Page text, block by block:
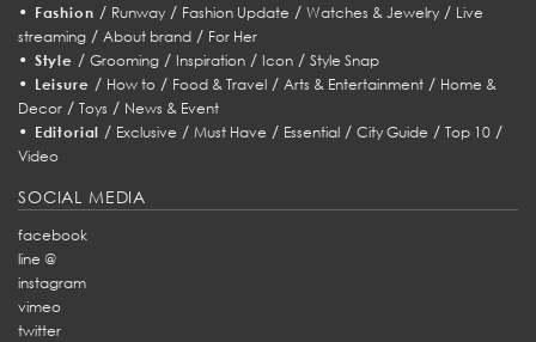
• Fashion / Runway/ Fashion Update / Watches & Jewelry/ Live
streaming / About brand / For Her
• Style / Grooming/ Inspiration/ Icon/ Style Snap
• Leisure / How to/ Food & Travel/ Arts & Entertainment/ Home &
Decor / Toys / News & Event
• Editorial / Exclusive /Must Have / Essential /City Guide /Top 10 /
Video
SOCIAL MEDIA
facebook
line @
instagram
vimeo
twitter